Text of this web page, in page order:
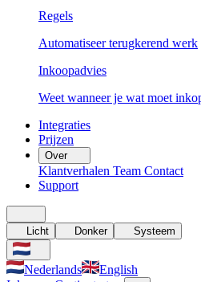
Regels
Automatiseer terugkerend werk
Inkoopadvies
Weet wanneer je wat moet
Integraties
Prijzen
Over
Klantverhalen Team Contact
Support
Licht Donker Systeem
Nederlands
English